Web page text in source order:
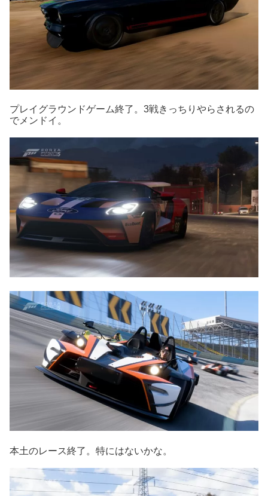
プレイグラウンドゲーム終了。3戦きっちりやらされるの
でメンドイ。
本土のレース終了。特にはないかな。